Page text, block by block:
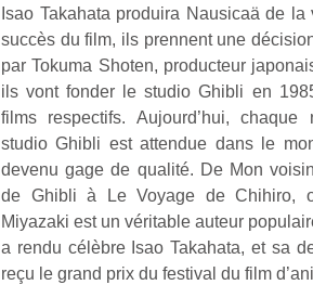
Isao Takahata produira Nausicaä de
succès du film, ils prennent une
par Tokuma Shoten, producteur
ils vont fonder le studio Ghibli en
films respectifs. Aujourd’hui,
studio Ghibli est attendue dans le
devenu gage de qualité. De Mon
de Ghibli à Le Voyage de Chihiro,
Miyazaki est un véritable auteur
a rendu célèbre Isao Takahata, et sa
reçu le grand prix du festival du film
NextGen,
une
Des
trampolines